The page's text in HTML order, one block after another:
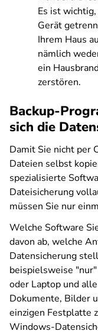
Es ist
Gerät
Ihrem Haus
nämlich
ein
zerstören.
Backup-
sich die
Damit Sie nicht per
Dateien selbst
spezialisierte
Dateisicherung
müssen Sie nur
Welche Software
davon ab, welche
Datensicherung
beispielsweise
oder Laptop und
Dokumente, Bilder
einzigen Festplatte
Windows-